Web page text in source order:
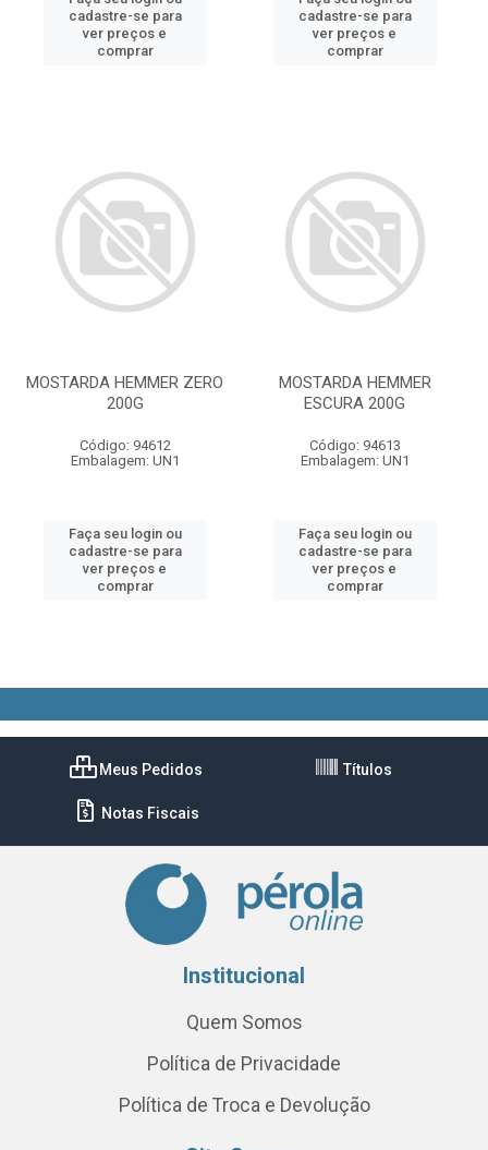
cadastre-se para
ver preços e
comprar
cadastre-se para
ver preços e
comprar
MOSTARDA HEMMER ZERO
200G
Código: 94612
Embalagem: UN1
Faça seu login ou
cadastre-se para
ver preços e
comprar
MOSTARDA HEMMER
ESCURA 200G
Código: 94613
Embalagem: UN1
Faça seu login ou
cadastre-se para
ver preços e
comprar
Meus Pedidos Títulos
Notas Fiscais
Institucional
Quem Somos
Política de Privacidade
Política de Troca e Devolução